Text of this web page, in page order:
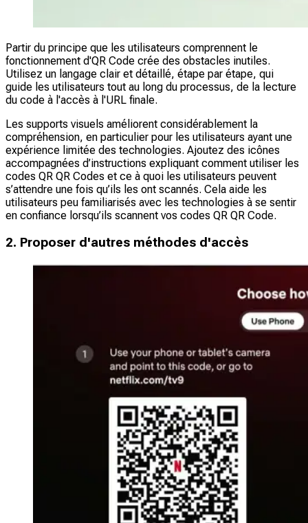
Partir du principe que les utilisateurs comprennent le
fonctionnement d'QR Code crée des obstacles inutiles.
Utilisez un langage clair et détaillé, étape par étape, qui
guide les utilisateurs tout au long du processus, de la lecture
du code à l'accès à l'URL finale.
Les supports visuels améliorent considérablement la
compréhension, en particulier pour les utilisateurs ayant une
expérience limitée des technologies. Ajoutez des icônes
accompagnées d’instructions expliquant comment utiliser les
codes QR QR Codes et ce à quoi les utilisateurs peuvent
s’attendre une fois qu’ils les ont scannés. Cela aide les
utilisateurs peu familiarisés avec les technologies à se sentir
en confiance lorsqu’ils scannent vos codes QR QR Code.
2. Proposer d'autres méthodes d'accès